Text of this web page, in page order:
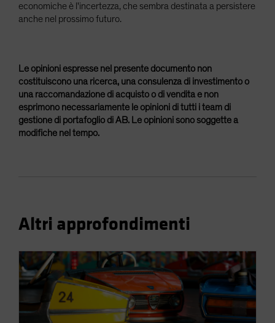
economiche è l'incertezza, che sembra destinata a persistere
anche nel prossimo futuro.
Le opinioni espresse nel presente documento non
costituiscono una ricerca, una consulenza di investimento o
una raccomandazione di acquisto o di vendita e non
esprimono necessariamente le opinioni di tutti i team di
gestione di portafoglio di AB. Le opinioni sono soggette a
modifiche nel tempo.
Altri approfondimenti